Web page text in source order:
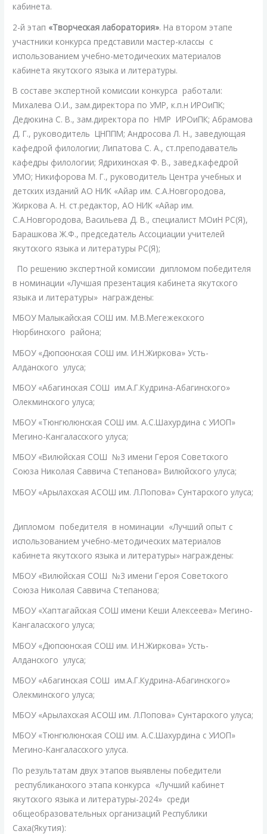
кабинета.
2-й этап «Творческая лаборатория». На втором этапе
участники конкурса представили мастер-классы с
использованием учебно-методических материалов
кабинета якутского языка и литературы.
В составе экспертной комиссии конкурса работали:
Михалева О.И., зам.директора по УМР, к.п.н ИРОиПК;
Дедюкина С. В., зам.директора по НМР ИРОиПК; Абрамова
Д. Г., руководитель ЦНППМ; Андросова Л. Н., заведующая
кафедрой филологии; Липатова С. А., ст.преподаватель
кафедры филологии; Ядрихинская Ф. В., завед.кафедрой
УМО; Никифорова М. Г., руководитель Центра учебных и
детских изданий АО НИК «Айар им. С.А.Новгородова,
Жиркова А. Н. ст.редактор, АО НИК «Айар им.
С.А.Новгородова, Васильева Д. В., специалист МОиН РС(Я),
Барашкова Ж.Ф., председатель Ассоциации учителей
якутского языка и литературы РС(Я);
По решению экспертной комиссии дипломом победителя
в номинации «Лучшая презентация кабинета якутского
языка и литературы» награждены:
МБОУ Малыкайская СОШ им. М.В.Мегежекского
Нюрбинского района;
МБОУ «Дюпсюнская СОШ им. И.Н.Жиркова» Усть-
Алданского улуса;
МБОУ «Абагинская СОШ им.А.Г.Кудрина-Абагинского»
Олекминского улуса;
МБОУ «Тюнгюлюнская СОШ им. А.С.Шахурдина с УИОП»
Мегино-Кангаласского улуса;
МБОУ «Вилюйская СОШ №3 имени Героя Советского
Союза Николая Саввича Степанова» Вилюйского улуса;
МБОУ «Арылахская АСОШ им. Л.Попова» Сунтарского улуса;
Дипломом победителя в номинации «Лучший опыт с
использованием учебно-методических материалов
кабинета якутского языка и литературы» награждены:
МБОУ «Вилюйская СОШ №3 имени Героя Советского
Союза Николая Саввича Степанова;
МБОУ «Хаптагайская СОШ имени Кеши Алексеева» Мегино-
Кангаласского улуса;
МБОУ «Дюпсюнская СОШ им. И.Н.Жиркова» Усть-
Алданского улуса;
МБОУ «Абагинская СОШ им.А.Г.Кудрина-Абагинского»
Олекминского улуса;
МБОУ «Арылахская АСОШ им. Л.Попова» Сунтарского улуса;
МБОУ «Тюнгюлюнская СОШ им. А.С.Шахурдина с УИОП»
Мегино-Кангаласского улуса.
По результатам двух этапов выявлены победители
республиканского этапа конкурса «Лучший кабинет
якутского языка и литературы-2024» среди
общеобразовательных организаций Республики
Саха(Якутия):